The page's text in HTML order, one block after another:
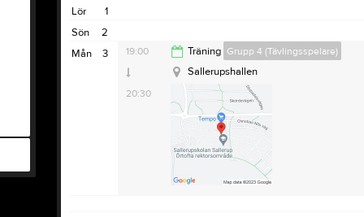
1
Lör
2
Sön
3
Mån 19:00 Träning Grupp 4 (Tävlingsspelare)
20:30
Sallerupshallen